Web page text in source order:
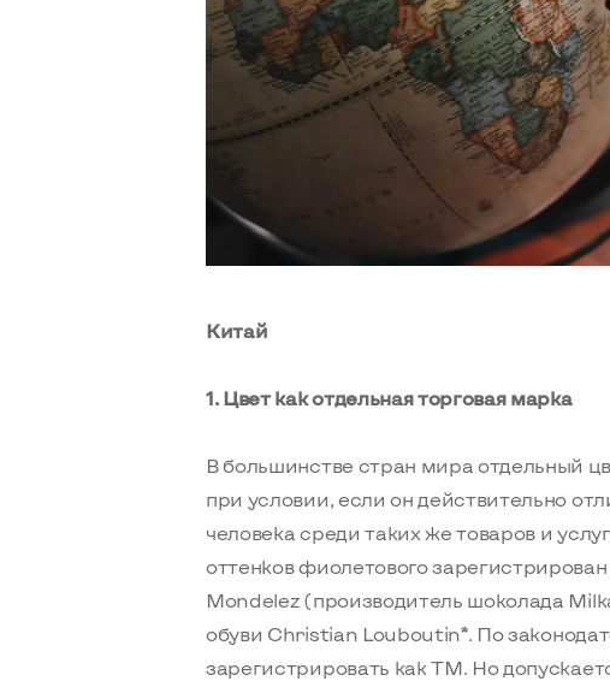
Китай
1. Цвет как отдельная торговая марка
В большинстве стран мира отдельный
при условии, если он действительно
человека среди таких же товаров и
оттенков фиолетового
Mondelez (производитель шоколада
обуви Christian Louboutin*. По
зарегистрировать как ТМ. Но